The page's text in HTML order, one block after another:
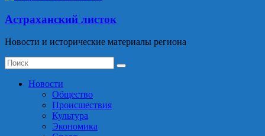
Астраханский листок
Новости и исторические материалы региона
Новости
Общество
Происшествия
Культура
Экономика